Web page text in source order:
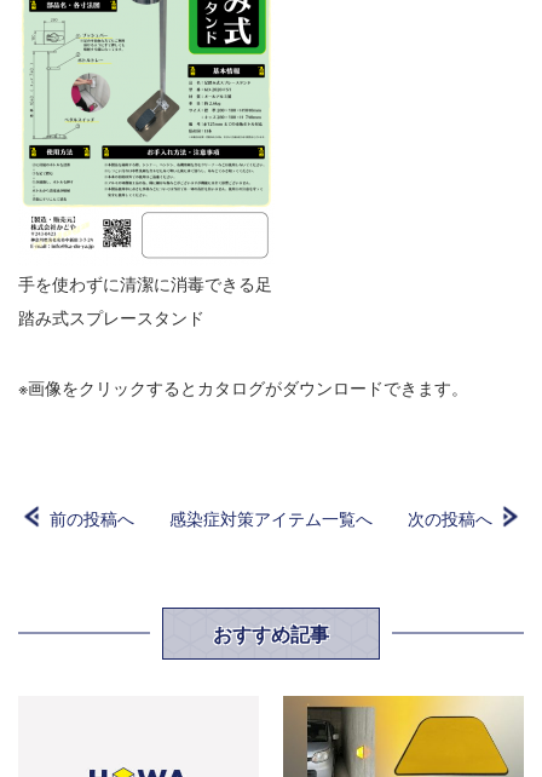
手を使わずに清潔に消毒できる足
踏み式スプレースタンド
※画像をクリックするとカタログがダウンロードできます。
前の投稿へ 感染症対策アイテム一覧へ 次の投稿へ
おすすめ記事